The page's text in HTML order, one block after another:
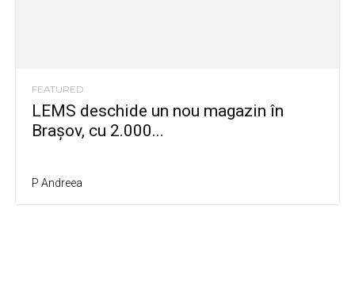
FEATURED
LEMS deschide un nou magazin în
Brașov, cu 2.000...
P Andreea